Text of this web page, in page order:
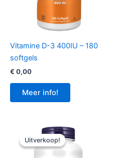
Vitamine D-3 400IU – 180
softgels
€ 0,00
Meer info!
Uitverkoop!
Uitverkoop!